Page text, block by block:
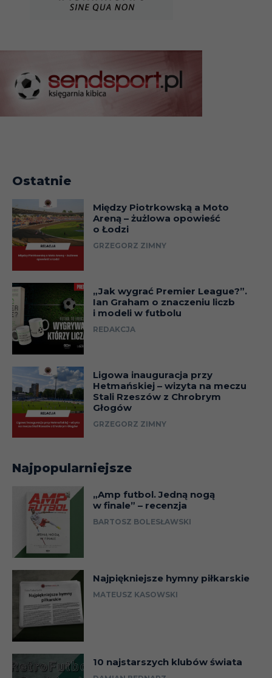
Ostatnie
Między Piotrkowską a Moto
Areną – żużlowa opowieść
o Łodzi
GRZEGORZ ZIMNY
„Jak wygrać Premier League?”.
Ian Graham o znaczeniu liczb
i modeli w futbolu
REDAKCJA
Ligowa inauguracja przy
Hetmańskiej – wizyta na meczu
Stali Rzeszów z Chrobrym
Głogów
GRZEGORZ ZIMNY
Najpopularniejsze
„Amp futbol. Jedną nogą
w finale” – recenzja
BARTOSZ BOLESŁAWSKI
Najpiękniejsze hymny piłkarskie
MATEUSZ KASOWSKI
10 najstarszych klubów świata